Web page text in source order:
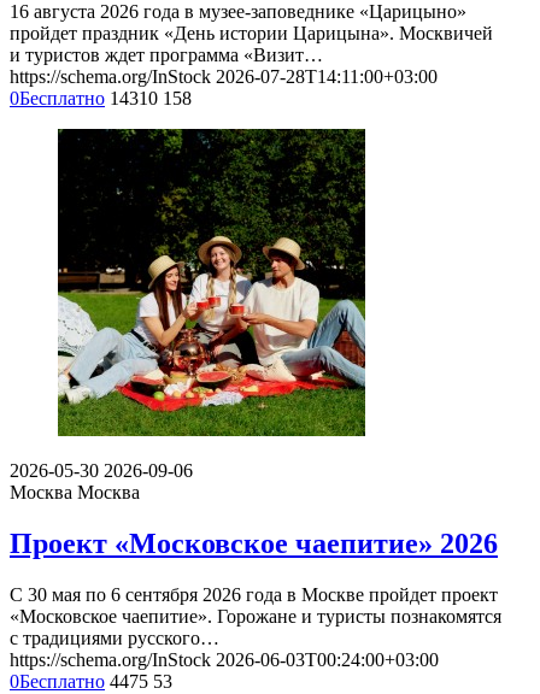
16 августа 2026 года в музее-заповеднике «Царицыно»
пройдет праздник «День истории Царицына». Москвичей
и туристов ждет программа «Визит…
https://schema.org/InStock 2026-07-28T14:11:00+03:00
0Бесплатно 14310 158
2026-05-30 2026-09-06
Москва Москва
Проект «Московское чаепитие» 2026
С 30 мая по 6 сентября 2026 года в Москве пройдет проект
«Московское чаепитие». Горожане и туристы познакомятся
с традициями русского…
https://schema.org/InStock 2026-06-03T00:24:00+03:00
0Бесплатно 4475 53